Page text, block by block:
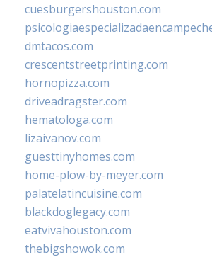
cuesburgershouston.com
dmtacos.com
crescentstreetprinting.com
hornopizza.com
driveadragster.com
hematologa.com
lizaivanov.com
guesttinyhomes.com
home-plow-by-meyer.com
palatelatincuisine.com
blackdoglegacy.com
eatvivahouston.com
thebigshowok.com